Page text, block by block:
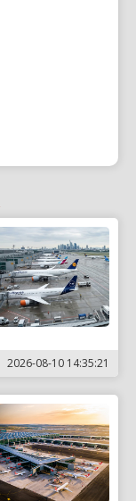
2026-08-10 14:35:21